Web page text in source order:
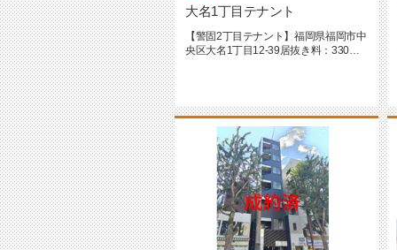
大名1丁目テナント
【警固2丁目テナント】福岡県福岡市中
央区大名1丁目12-39居抜き料：330万